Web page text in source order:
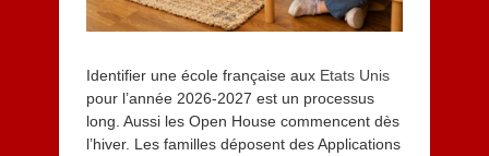
Identifier une école française aux Etats Unis
pour l’année 2026-2027 est un processus
long. Aussi les Open House commencent dès
l’hiver. Les familles déposent des Applications